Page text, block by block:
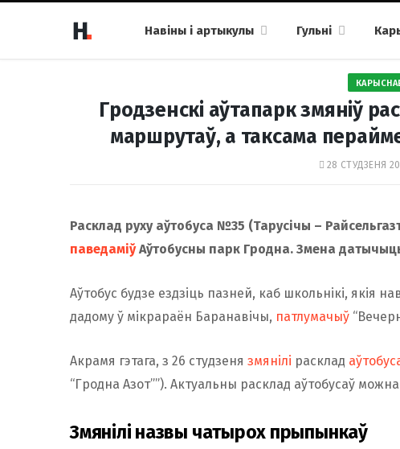
Навіны і артыкулы Гульні
Гродзенскі аўтапарк змяніў
маршрутаў, а таксама
28 СТУДЗЕНЯ
Расклад руху аўтобуса №35 (Тарусічы –
паведаміўАўтобусны парк Гродна. Змена
Аўтобус будзе ездзіць пазней, каб школьнікі, якія
дадому ў мікрараён Баранавічы, патлумачыў
Акрамя гэтага, з 26 студзеня змянілі расклад
“Гродна Азот””). Актуальны расклад аўтобусаў
Змянілі назвы чатырох прыпынкаў